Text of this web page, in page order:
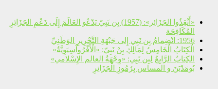
«أَنْقِذُوا الجَزَائِر»: (1957) بِن نَبِيّ يَدْعُو العَالَمَ إِلَى دَعْمِ الجَزَائِرِ
المُكَافِحَة
1956: انْضِمامُ بِن نَبِي إِلى جَبْهَةِ التَّحْرِيرِ الوَطَنِيِّ
الْكِتَابُ الْخَامِسُ لِمَالِكِ بِنْ نَبِيّ: «الْأَفْرُوآسِيَوِيَّةُ»
الكِتابُ الرَّابِعُ لِبِن نَبِي: «وِجْهَةُ العالم الإِسْلامي»
بُومَدْيَنَ و المساس بِرُمُوزِ الْجَزَائِرِ